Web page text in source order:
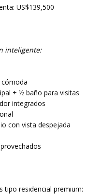
US$139,500
inteligente:
+ ½ baño para visitas
integrados
con vista despejada
tipo residencial premium: